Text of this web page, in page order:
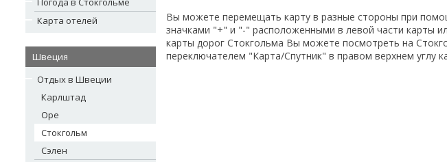
Карта отелей
Швеция
Отдых в Швеции
Карлштад
Оре
Стокгольм
Сэлен
Вы можете перемещать карту в разные стороны при
значками "+" и "-" расположенными в левой части карты
карты дорог Стокгольма Вы можете посмотреть на
переключателем "Карта/Спутник" в правом верхнем углу